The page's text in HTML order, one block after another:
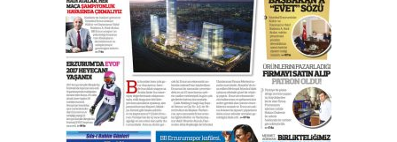
Ahmet Gökhan YAZICI
Ahmed Yesevi’den bir Alperen…
”Reisimiz” idi… Hakka yürüdü.!
26 Mart 2026 Perşembe
Cem Bakırcı
Ardında bıraktığı hatıralarıyla
gönül adamı Faruk Terzioğlu!